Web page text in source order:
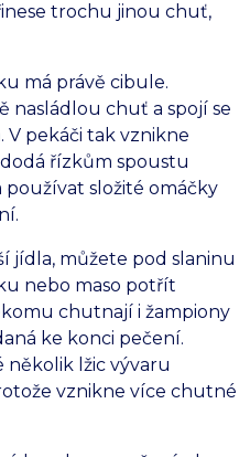
trochu jinou chuť,
má právě cibule.
nasládlou chuť a spojí se
V pekáči tak vznikne
řízkům spoustu
složité omáčky
jídla, můžete pod slaninu
nebo maso potřít
chutnají i žampiony
ke konci pečení.
lžic vývaru
vznikne více chutné